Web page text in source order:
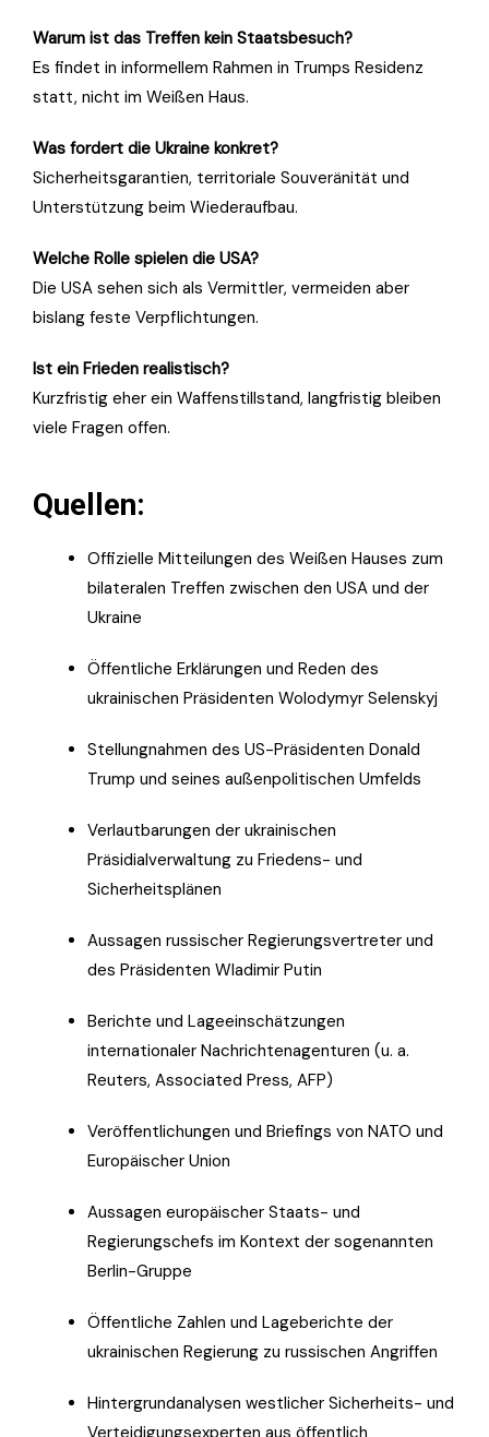
Warum ist das Treffen kein Staatsbesuch?
Es findet in informellem Rahmen in Trumps Residenz
statt, nicht im Weißen Haus.
Was fordert die Ukraine konkret?
Sicherheitsgarantien, territoriale Souveränität und
Unterstützung beim Wiederaufbau.
Welche Rolle spielen die USA?
Die USA sehen sich als Vermittler, vermeiden aber
bislang feste Verpflichtungen.
Ist ein Frieden realistisch?
Kurzfristig eher ein Waffenstillstand, langfristig bleiben
viele Fragen offen.
Quellen:
Offizielle Mitteilungen des Weißen Hauses zum
bilateralen Treffen zwischen den USA und der
Ukraine
Öffentliche Erklärungen und Reden des
ukrainischen Präsidenten Wolodymyr Selenskyj
Stellungnahmen des US-Präsidenten Donald
Trump und seines außenpolitischen Umfelds
Verlautbarungen der ukrainischen
Präsidialverwaltung zu Friedens- und
Sicherheitsplänen
Aussagen russischer Regierungsvertreter und
des Präsidenten Wladimir Putin
Berichte und Lageeinschätzungen
internationaler Nachrichtenagenturen (u. a.
Reuters, Associated Press, AFP)
Veröffentlichungen und Briefings von NATO und
Europäischer Union
Aussagen europäischer Staats- und
Regierungschefs im Kontext der sogenannten
Berlin-Gruppe
Öffentliche Zahlen und Lageberichte der
ukrainischen Regierung zu russischen Angriffen
Hintergrundanalysen westlicher Sicherheits- und